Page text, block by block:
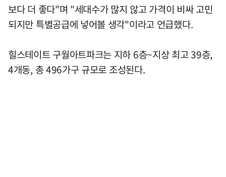
보다 더 좋다"며 "세대수가 많지 않고 가격이 비싸 고민
되지만 특별공급에 넣어볼 생각"이라고 언급했다.
힐스테이트 구월아트파크는 지하 6층~지상 최고 39층,
4개동, 총 496가구 규모로 조성된다.